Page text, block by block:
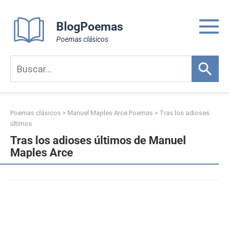
content
BlogPoemas
Poemas clásicos
Poemas clásicos > Manuel Maples Arce Poemas > Tras los adioses
últimos
Tras los adioses últimos de Manuel
Maples Arce